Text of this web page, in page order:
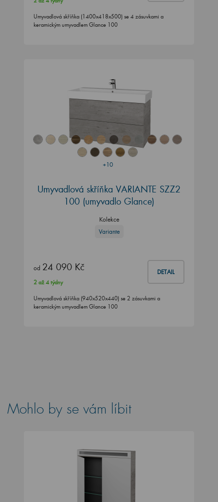
Umyvadlová skříňka (1400x418x500) se 4 zásuvkami a
keramickým umyvadlem Glance 100
+10
Umyvadlová skříňka VARIANTE SZZ2
100 (umyvadlo Glance)
Kolekce
Variante
od 24 090 Kč DETAIL
2 až 4 týdny
Umyvadlová skříňka (940x520x440) se 2 zásuvkami a
keramickým umyvadlem Glance 100
Mohlo by se vám líbit